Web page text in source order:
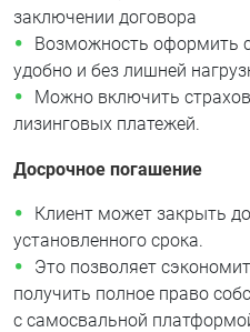
заключении договора
Возможность оформить
удобно и без лишней
Можно включить
лизинговых платежей.
Досрочное погашение
Клиент может закрыть
установленного срока.
Это позволяет
получить полное право
c самосвальной